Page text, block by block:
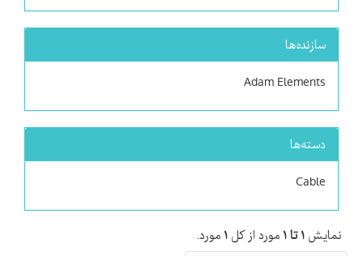
سازنده‌ها
Adam Elements
دسته‌ها
Cable
نمایش ۱ تا ۱ مورد از کل ۱ مورد.